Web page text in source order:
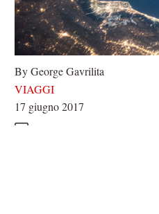
By George Gavrilita
VIAGGI
17 giugno 2017